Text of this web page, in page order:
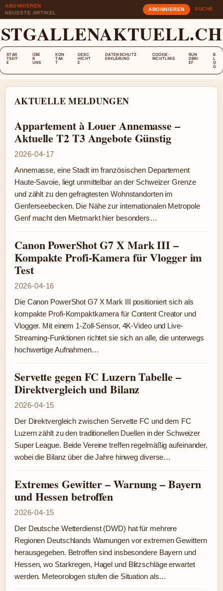
ABONNIEREN
NEUESTE ARTIKEL
ABONNIEREN SUCHE
STGALLENAKTUELL.CH
STAR
TSEIT
E
ÜBE
R
UNS
KON
TAK
T
GESC
HICHT
E
DATENSCHUTZ
ERKLÄRUNG
COOKIE-
RICHTLINIE
RUN
DBRI
EF
B
L
O
G
AKTUELLE MELDUNGEN
Appartement à Louer Annemasse –
Aktuelle T2 T3 Angebote Günstig
2026-04-17
Annemasse, eine Stadt im französischen Departement
Haute-Savoie, liegt unmittelbar an der Schweizer Grenze
und zählt zu den gefragtesten Wohnstandorten im
Genferseebecken. Die Nähe zur internationalen Metropole
Genf macht den Mietmarkt hier besonders…
Canon PowerShot G7 X Mark III –
Kompakte Profi-Kamera für Vlogger im
Test
2026-04-16
Die Canon PowerShot G7 X Mark III positioniert sich als
kompakte Profi-Kompaktkamera für Content Creator und
Vlogger. Mit einem 1-Zoll-Sensor, 4K-Video und Live-
Streaming-Funktionen richtet sie sich an alle, die unterwegs
hochwertige Aufnahmen…
Servette gegen FC Luzern Tabelle –
Direktvergleich und Bilanz
2026-04-15
Der Direktvergleich zwischen Servette FC und dem FC
Luzern zählt zu den traditionellen Duellen in der Schweizer
Super League. Beide Vereine treffen regelmäßig aufeinander,
wobei die Bilanz über die Jahre hinweg diverse…
Extremes Gewitter – Warnung – Bayern
und Hessen betroffen
2026-04-15
Der Deutsche Wetterdienst (DWD) hat für mehrere
Regionen Deutschlands Warnungen vor extremen Gewittern
herausgegeben. Betroffen sind insbesondere Bayern und
Hessen, wo Starkregen, Hagel und Blitzschläge erwartet
werden. Meteorologen stufen die Situation als…